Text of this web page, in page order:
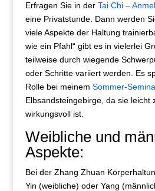
Erfragen Sie in der Tai Chi –
eine Privatstunde. Dann werden
viele Aspekte der Haltung
wie ein Pfahl“ gibt es in vielerlei
teilweise durch wiegende
oder Schritte variiert werden. Es
Rolle bei meinem Sommer-
Elbsandsteingebirge, da sie leicht
wirkungsvoll ist.
Weibliche und
Aspekte:
Bei der Zhang Zhuan
Yin (weibliche) oder Yang